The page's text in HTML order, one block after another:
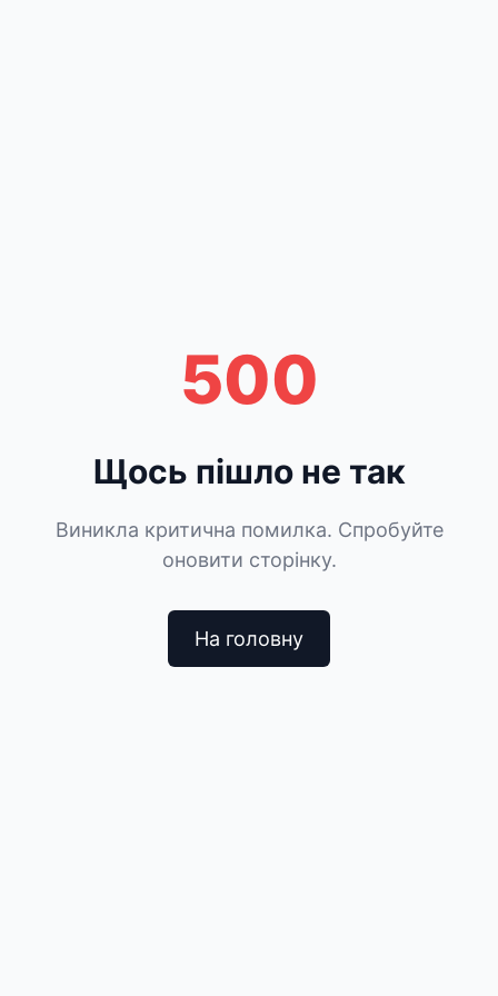
500
Щось пішло не так
Виникла критична помилка. Спробуйте
оновити сторінку.
На головну